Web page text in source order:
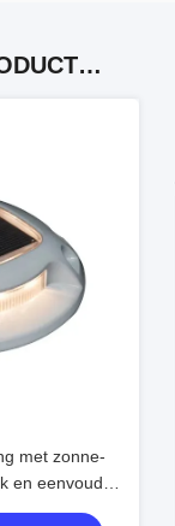
VERWANTE PRODUCTEN
met zonne-
en eenvoudig